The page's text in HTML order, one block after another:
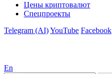
Цены криптовалют
Спецпроекты
Telegram (AI)YouTube Facebook
En